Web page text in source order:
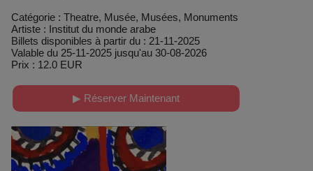
Catégorie : Theatre, Musée, Musées, Monuments
Artiste : Institut du monde arabe
Billets disponibles à partir du : 21-11-2025
Valable du 25-11-2025 jusqu'au 30-08-2026
Prix : 12.0 EUR
▶ Réserver Maintenant